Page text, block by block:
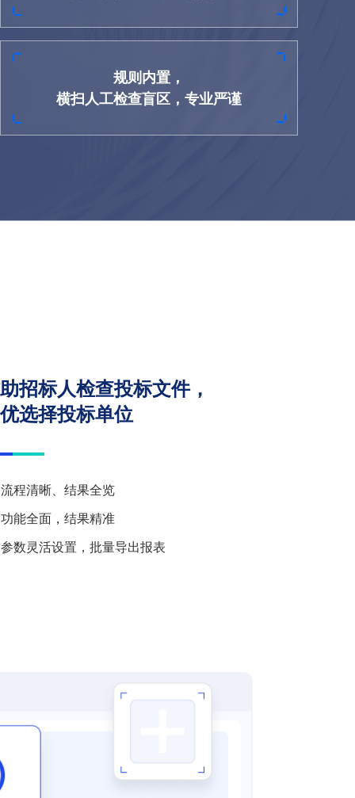
规则内置，
横扫人工检查盲区，专业严谨
招标人检查投标文件，
选择投标单位
流程清晰、结果全览
功能全面，结果精准
参数灵活设置，批量导出报表